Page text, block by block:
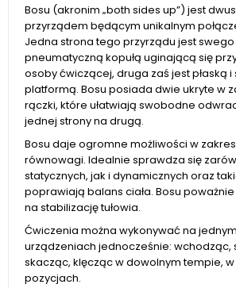
Bosu (akronim „both sides up”) jest
przyrządem będącym unikalnym
Jedna strona tego przyrządu jest
pneumatyczną kopułą uginającą się
osoby ćwiczącej, druga zaś jest płaską i
platformą. Bosu posiada dwie ukryte w
rączki, które ułatwiają swobodne
jednej strony na drugą.
Bosu daje ogromne możliwości w
równowagi. Idealnie sprawdza się
statycznych, jak i dynamicznych oraz
poprawiają balans ciała. Bosu
na stabilizację tułowia.
Ćwiczenia można wykonywać na
urządzeniach jednocześnie: wchodząc,
skacząc, klęcząc w dowolnym tempie,
pozycjach.